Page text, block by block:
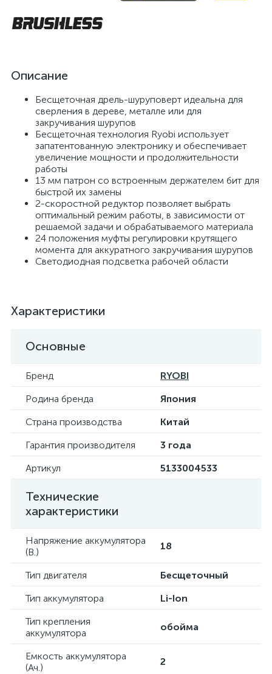
Описание
Бесщеточная дрель-шуруповерт идеальна для
сверления в дереве, металле или для
закручивания шурупов
Бесщеточная технология Ryobi использует
запатентованную электронику и обеспечивает
увеличение мощности и продолжительности
работы
13 мм патрон со встроенным держателем бит для
быстрой их замены
2-скоростной редуктор позволяет выбрать
оптимальный режим работы, в зависимости от
решаемой задачи и обрабатываемого материала
24 положения муфты регулировки крутящего
момента для аккуратного закручивания шурупов
Светодиодная подсветка рабочей области
Характеристики
Основные
Бренд
RYOBI
Родина бренда
Япония
Страна производства
Китай
Гарантия производителя
3 года
Артикул
5133004533
Технические
характеристики
Напряжение аккумулятора
(В.)
18
Тип двигателя
Бесщеточный
Тип аккумулятора
Li-Ion
Тип крепления
аккумулятора
обойма
Емкость аккумулятора
(Ач.)
2